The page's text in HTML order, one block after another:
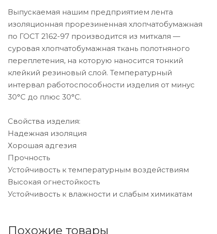
Выпускаемая нашим предприятием лента
изоляционная прорезиненная хлопчатобумажная
по ГОСТ 2162-97 производится из миткаля —
суровая хлопчатобумажная ткань полотняного
переплетения, на которую наносится тонкий
клейкий резиновый слой. Температурный
интервал работоспособности изделия от минус
30°С до плюс 30°С.
Свойства изделия:
Надежная изоляция
Хорошая адгезия
Прочность
Устойчивость к температурным воздействиям
Высокая огнестойкость
Устойчивость к влажности и слабым химикатам
Похожие товары